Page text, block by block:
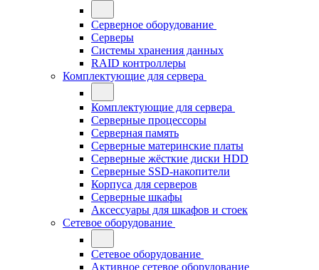
Серверное оборудование
Серверы
Системы хранения данных
RAID контроллеры
Комплектующие для сервера
Комплектующие для сервера
Серверные процессоры
Серверная память
Серверные материнские платы
Серверные жёсткие диски HDD
Серверные SSD-накопители
Корпуса для серверов
Серверные шкафы
Аксессуары для шкафов и стоек
Сетевое оборудование
Сетевое оборудование
Активное сетевое оборудование